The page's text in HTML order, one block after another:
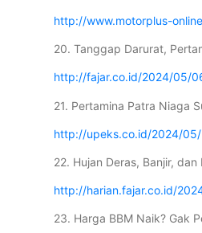
http://www.motorplus-
20. Tanggap Darurat,
http://fajar.co.id/2024/05/
21. Pertamina Patra Niaga
http://upeks.co.id/2024/
22. Hujan Deras, Banjir,
http://harian.fajar.co.id/
23. Harga BBM Naik? Gak